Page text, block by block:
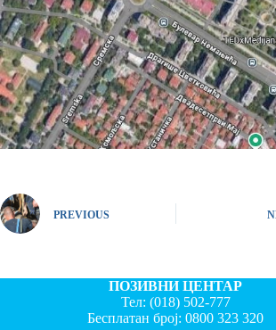
PREVIOUS
ПОЗИВНИ ЦЕНТАР
Тел: (018) 502-777
Бесплатан број:0800 323 320